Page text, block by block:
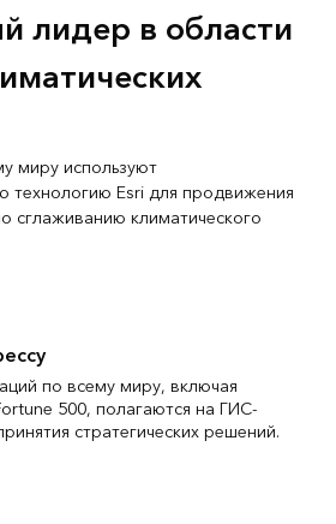
лидер в области
миру используют
технологию Esri для продвижения
климатического
по всему миру, включая
500, полагаются на ГИС-
стратегических решений.